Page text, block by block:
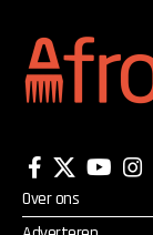
Over ons